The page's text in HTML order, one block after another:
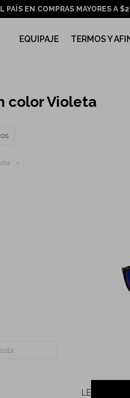
EQUIPAJE TERMOS Y
PAÍS EN COMPRAS MAYORES A
color Violeta
LENTES